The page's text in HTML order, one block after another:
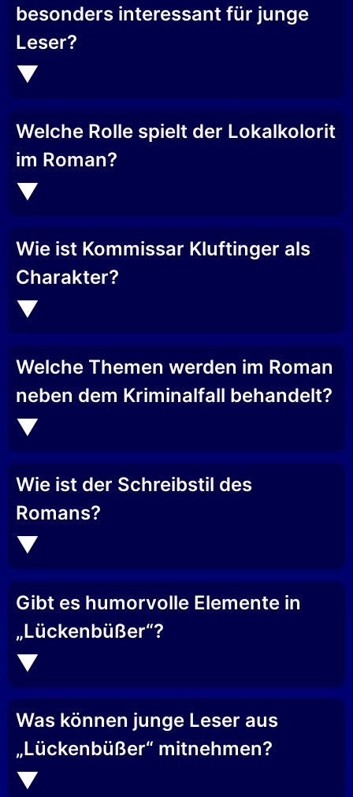
besonders interessant für junge
Leser?
Welche Rolle spielt der Lokalkolorit
im Roman?
Wie ist Kommissar Kluftinger als
Charakter?
Welche Themen werden im Roman
neben dem Kriminalfall behandelt?
Wie ist der Schreibstil des
Romans?
Gibt es humorvolle Elemente in
„Lückenbüßer“?
Was können junge Leser aus
„Lückenbüßer“ mitnehmen?